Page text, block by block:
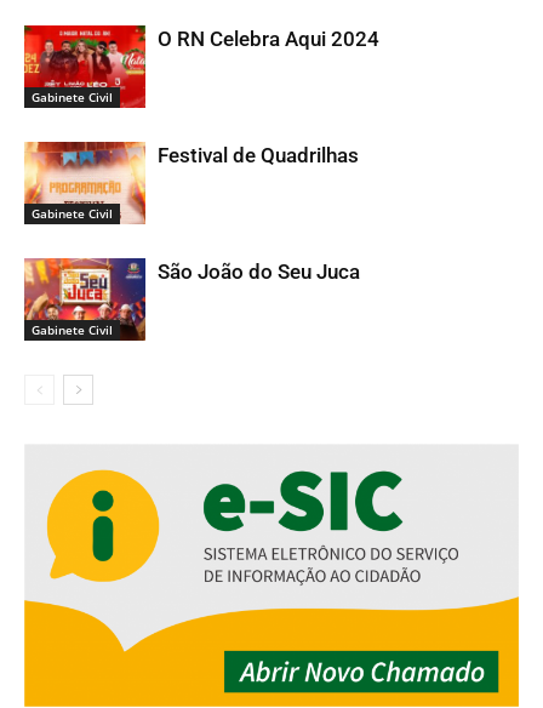
Gabinete Civil
O RN Celebra Aqui 2024
Gabinete Civil
Festival de Quadrilhas
Gabinete Civil
São João do Seu Juca